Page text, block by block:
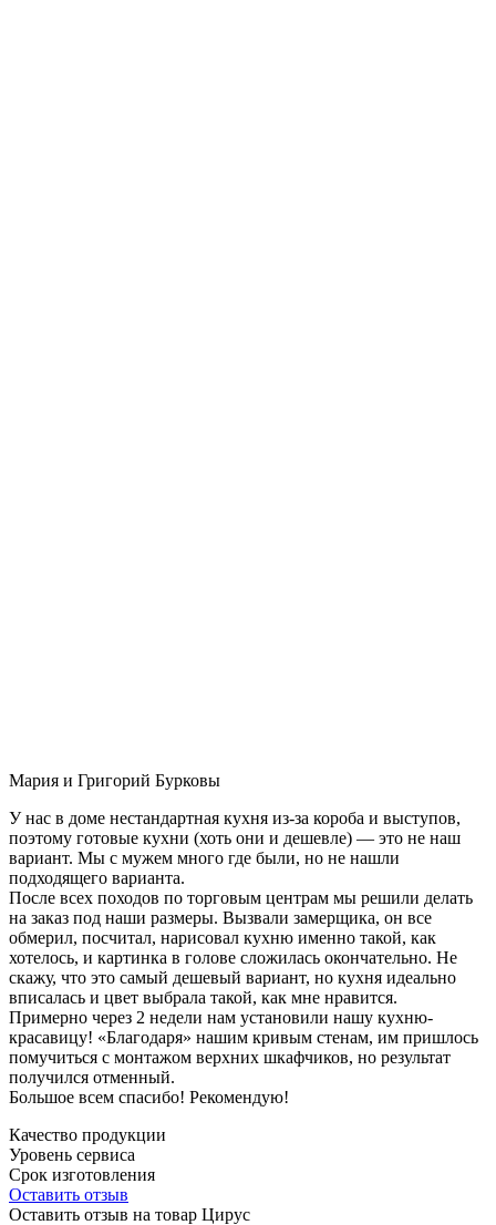
Мария и Григорий Бурковы
У нас в доме нестандартная кухня из-за короба и выступов,
поэтому готовые кухни (хоть они и дешевле) — это не наш
вариант. Мы с мужем много где были, но не нашли
подходящего варианта.
После всех походов по торговым центрам мы решили делать
на заказ под наши размеры. Вызвали замерщика, он все
обмерил, посчитал, нарисовал кухню именно такой, как
хотелось, и картинка в голове сложилась окончательно. Не
скажу, что это самый дешевый вариант, но кухня идеально
вписалась и цвет выбрала такой, как мне нравится.
Примерно через 2 недели нам установили нашу кухню-
красавицу! «Благодаря» нашим кривым стенам, им пришлось
помучиться с монтажом верхних шкафчиков, но результат
получился отменный.
Большое всем спасибо! Рекомендую!
Качество продукции
Уровень сервиса
Срок изготовления
Оставить отзыв
Оставить отзыв на товар Цирус